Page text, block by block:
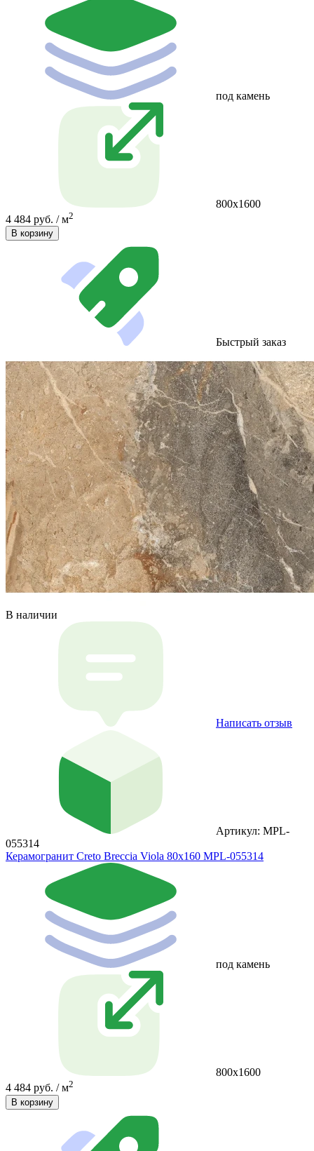
под камень
800х1600
4 484 руб. / м2
В корзину
Быстрый заказ
В наличии
Написать отзыв
Артикул: MPL-
055314
Керамогранит Creto Breccia Viola 80х160 MPL-055314
под камень
800х1600
4 484 руб. / м2
В корзину